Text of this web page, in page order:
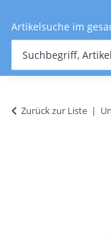
Artikelsuche im
Zurück zur Liste